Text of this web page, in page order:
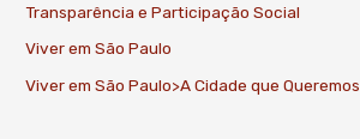
Transparência e Participação Social
Viver em São Paulo
Viver em São Paulo>A Cidade que Queremos